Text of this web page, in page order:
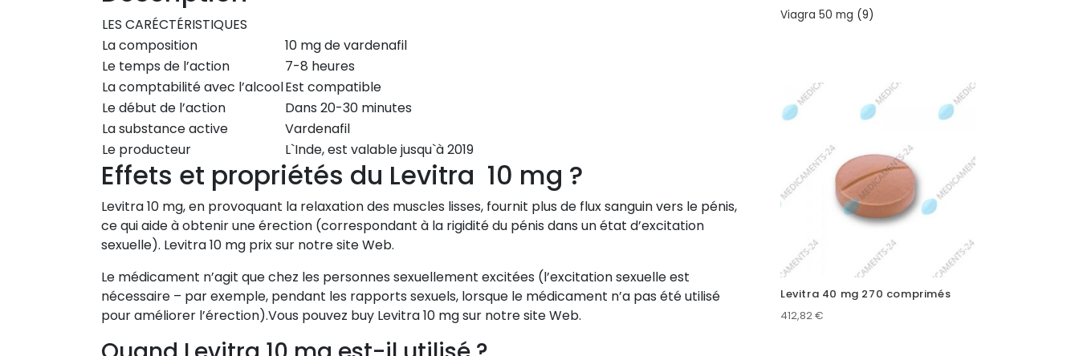
LES CARÉCTÉRISTIQUES
La composition
10 mg de vardenafil
Le temps de l’action
7-8 heures
La comptabilité avec l’alcoolEst compatible
Le début de l’action
Dans 20-30 minutes
La substance active
Vardenafil
Le producteur
L`Inde, est valable jusqu`à 2019
Effets et propriétés du Levitra 10 mg ?
Levitra 10 mg, en provoquant la relaxation des muscles lisses, fournit plus de flux sanguin vers le pénis,
ce qui aide à obtenir une érection (correspondant à la rigidité du pénis dans un état d’excitation
sexuelle). Levitra 10 mg prix sur notre site Web.
Le médicament n’agit que chez les personnes sexuellement excitées (l’excitation sexuelle est
nécessaire – par exemple, pendant les rapports sexuels, lorsque le médicament n’a pas été utilisé
pour améliorer l’érection).Vous pouvez buy Levitra 10 mg sur notre site Web.
products
Viagra 50 mg 99
Levitra 40 mg 270 comprimés
412,82€